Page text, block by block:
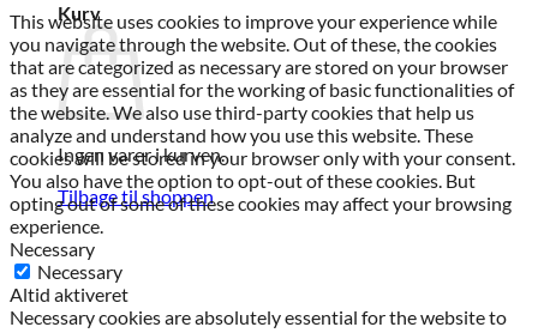
Kurv
Ingen varer i kurven.
Tilbage til shoppen
This website uses cookies to improve your experience while
you navigate through the website. Out of these, the cookies
that are categorized as necessary are stored on your browser
as they are essential for the working of basic functionalities of
the website. We also use third-party cookies that help us
analyze and understand how you use this website. These
cookies will be stored in your browser only with your consent.
You also have the option to opt-out of these cookies. But
opting out of some of these cookies may affect your browsing
experience.
Necessary
Necessary
Altid aktiveret
Necessary cookies are absolutely essential for the website to